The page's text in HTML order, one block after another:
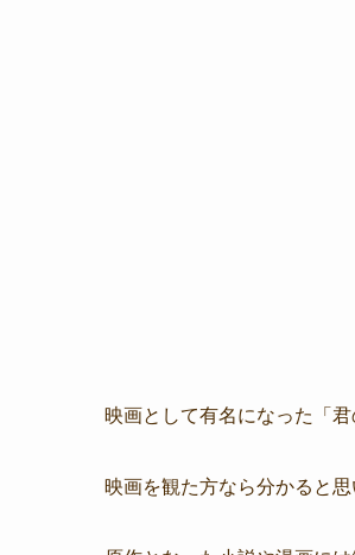
映画として有名になった「
映画を観た方なら分かると